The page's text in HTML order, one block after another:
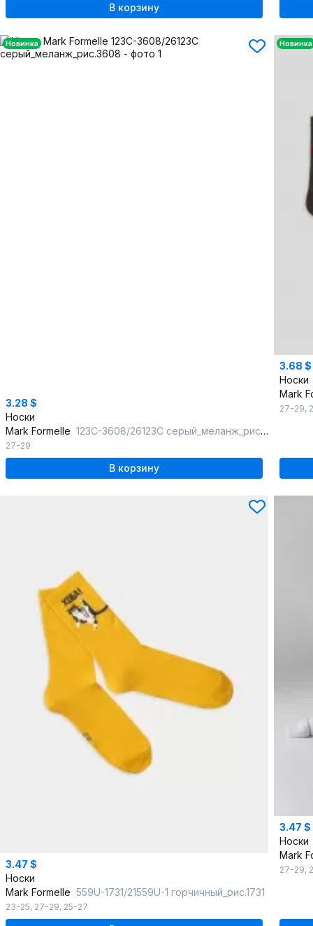
В корзину
Новинка
3.28 $
Носки
Mark Formelle 123C-3608/26123C серый_меланж_рис.3608
27-29
В корзину
Новинка
3.68 $
Носки
Mark
27-29,
3.47 $
Носки
Mark Formelle 559U-1731/21559U-1 горчичный_рис.1731
23-25, 27-29, 25-27
3.47 $
Носки
Mark
27-29,